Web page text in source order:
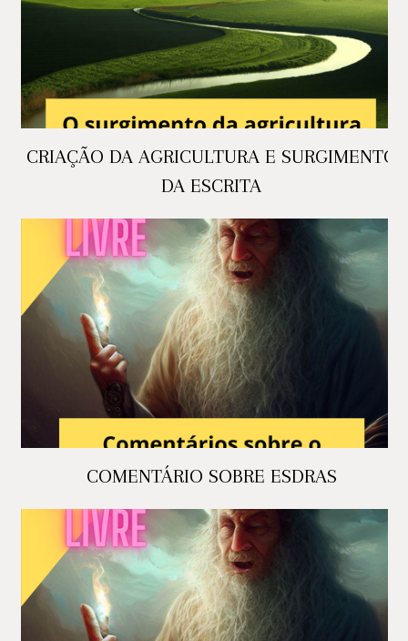
CRIAÇÃO DA AGRICULTURA E SURGIMENTO
DA ESCRITA
COMENTÁRIO SOBRE ESDRAS